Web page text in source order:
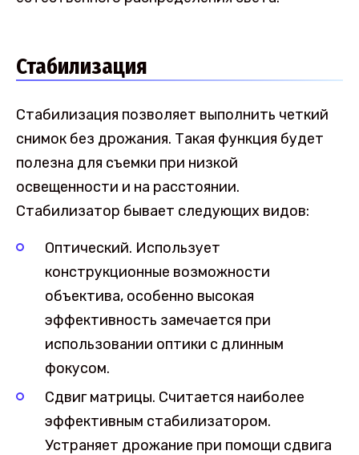
Стабилизация
Стабилизация позволяет выполнить четкий
снимок без дрожания. Такая функция будет
полезна для съемки при низкой
освещенности и на расстоянии.
Стабилизатор бывает следующих видов:
Оптический. Использует
конструкционные возможности
объектива, особенно высокая
эффективность замечается при
использовании оптики с длинным
фокусом.
Сдвиг матрицы. Считается наиболее
эффективным стабилизатором.
Устраняет дрожание при помощи сдвига